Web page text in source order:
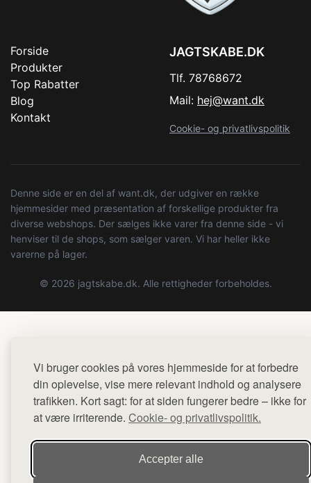
Vi bruger cookies på vores hjemmeside for at forbedre
din oplevelse, vise mere relevant indhold og analysere
trafikken. Kort sagt: for at siden fungerer bedre – ikke for
at være irriterende. Cookie- og privatlivspolitik.
Accepter alle
Forside
Produkter
Top Rabatter
Blog
Kontakt
JAGTSKABE.DK
Tlf. 78768672
Mail: hej@want.dk
Cookie- og privatlivspolitik
Denne side er en del af want.dk, der udgiver en række
hjemmesider med præsentation af forskellige produkter fra
diverse webshops. Der sælges ikke varer fra denne side - vi
henviser til de shops, som sælger varen. Vi har heller ikke
varerne på lager.
© 2026 jagtskabe.dk. Alle rettigheder forbeholdes.